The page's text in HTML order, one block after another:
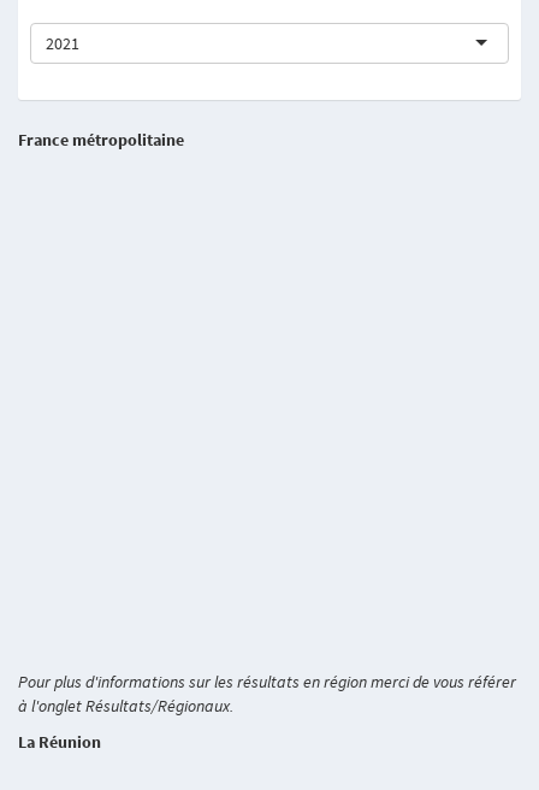
2021
France métropolitaine
Pour plus d'informations sur les résultats en région merci de vous référer
à l'onglet Résultats/Régionaux.
La Réunion